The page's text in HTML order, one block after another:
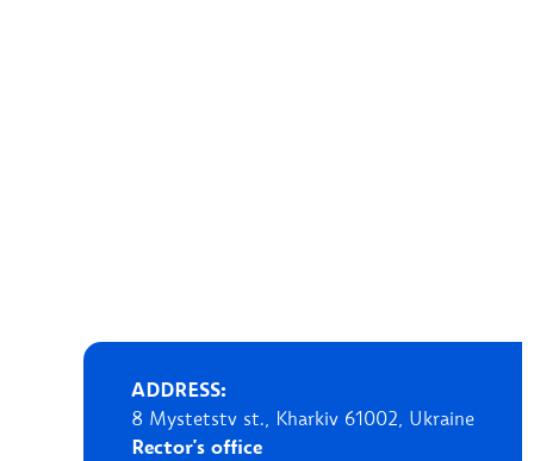
ADDRESS:
8 Mystetstv st., Kharkiv 61002, Ukraine
Rector's office